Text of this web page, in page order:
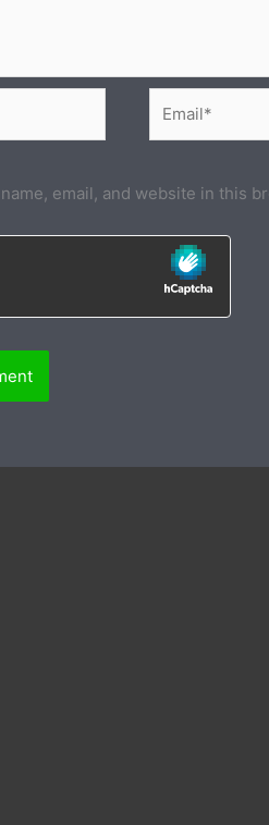
email, and website in this